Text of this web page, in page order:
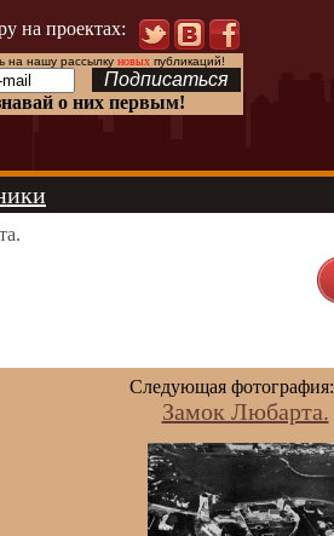
на проектах:
на нашу рассылку новыхпубликаций!
о них первым!
Следующая фотография:
Замок Любарта.